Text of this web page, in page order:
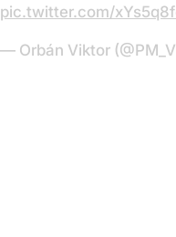
pic.twitter.com/
— Orbán Viktor